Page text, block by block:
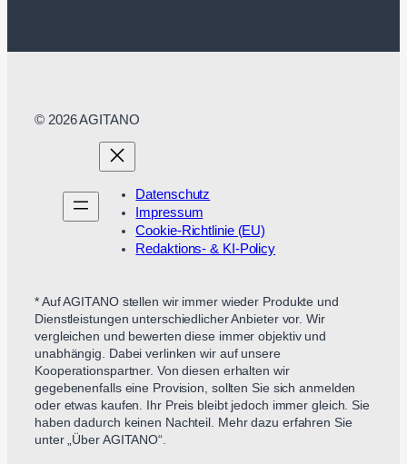
© 2026 AGITANO
Datenschutz
Impressum
Cookie-Richtlinie (EU)
Redaktions- & KI-Policy
* Auf AGITANO stellen wir immer wieder Produkte und
Dienstleistungen unterschiedlicher Anbieter vor. Wir
vergleichen und bewerten diese immer objektiv und
unabhängig. Dabei verlinken wir auf unsere
Kooperationspartner. Von diesen erhalten wir
gegebenenfalls eine Provision, sollten Sie sich anmelden
oder etwas kaufen. Ihr Preis bleibt jedoch immer gleich. Sie
haben dadurch keinen Nachteil. Mehr dazu erfahren Sie
unter „Über AGITANO“.